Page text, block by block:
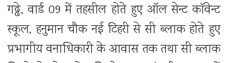
गढ्ढे, वार्ड 09 में तहसील होते हुए ऑल सेन्ट कॉवेन्ट
स्कूल, हनुमान चौक नई टिहरी से सी ब्लाक होते हुए
प्रभागीय वनाधिकारी के आवास तक तथा सी ब्लाक